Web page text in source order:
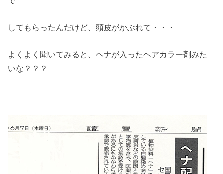
してもらったんだけど、頭皮がかぶれて・・・
よくよく聞いてみると、ヘナが入ったヘアカラー剤みた
いな？？？